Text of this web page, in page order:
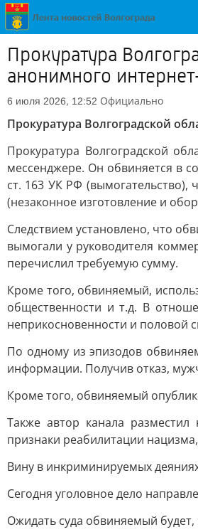
Прокуратура
анонимного
6 июля 2026, 12:52 Официально
Прокуратура Волгоградской
Прокуратура Волгоградской
мессенджере. Он обвиняется в
ст. 163 УК РФ (вымогательство),
(незаконное изготовление и
Следствием установлено, что
вымогали у руководителя
перечислил требуемую сумму.
Кроме того, обвиняемый,
общественности и т.д. В
неприкосновенности и половой
По одному из эпизодов
информации. Получив отказ,
Кроме того, обвиняемый
Также автор канала разместил
признаки реабилитации
Вину в инкриминируемых
Сегодня уголовное дело
Ожидать суда обвиняемый будет,